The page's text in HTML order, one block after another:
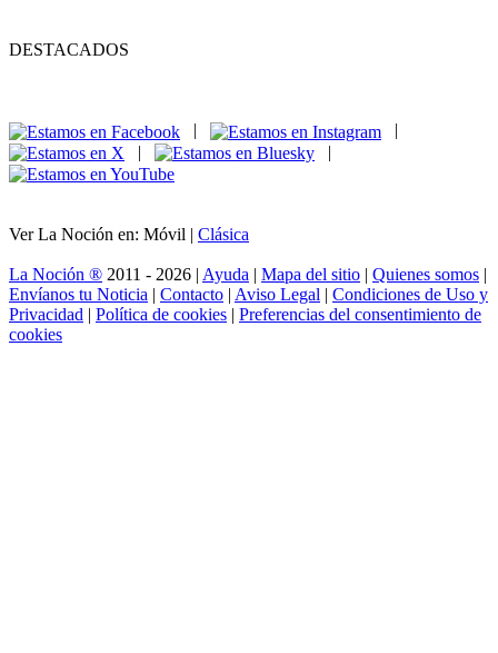
DESTACADOS
|
|
|
|
Ver La Noción en: Móvil | Clásica
La Noción ® 2011 - 2026 | Ayuda | Mapa del sitio | Quienes somos |
Envíanos tu Noticia | Contacto | Aviso Legal | Condiciones de Uso y
Privacidad | Política de cookies | Preferencias del consentimiento de
cookies